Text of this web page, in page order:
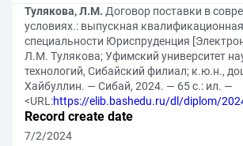
Тулякова, Л.М. Договор поставки в
условиях.: выпускная
специальности Юриспруденция
Л.М. Тулякова; Уфимский университет
технологий, Сибайский филиал; к.ю.н.,
Хайбуллин. — Сибай, 2024. — 65 с.: ил. —
<URL:https://elib.bashedu.ru/dl/diplom/
Record create date
7/2/2024